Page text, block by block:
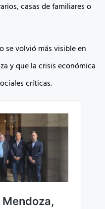
casas de familiares o
se volvió más visible en
y que la crisis económica
críticas.